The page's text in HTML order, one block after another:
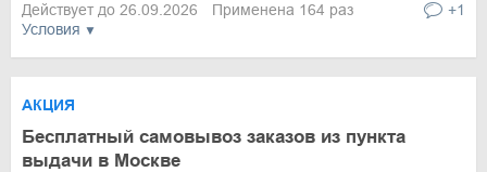
Условия
Действует до 26.09.2026 Применена 164 раз +1
АКЦИЯ
Бесплатный самовывоз заказов из пункта
выдачи в Москве